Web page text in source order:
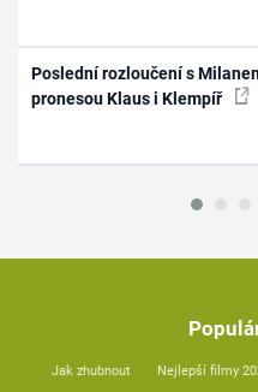
Poslední rozloučení s
pronesou Klaus i Klempíř
Jak zhubnout Nejlepší filmy